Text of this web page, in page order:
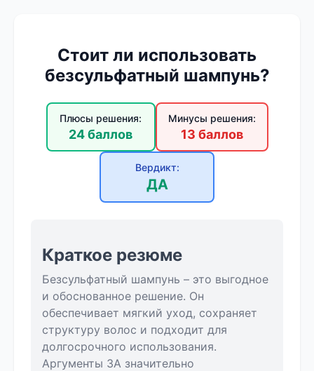
Стоит ли использовать
безсульфатный шампунь?
Плюсы решения:
24 баллов
Минусы решения:
13 баллов
Вердикт:
ДА
Краткое резюме
Безсульфатный шампунь – это выгодное
и обоснованное решение. Он
обеспечивает мягкий уход, сохраняет
структуру волос и подходит для
долгосрочного использования.
Аргументы ЗА значительно